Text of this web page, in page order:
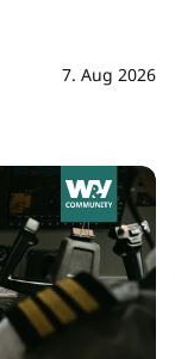
7. Aug 2026